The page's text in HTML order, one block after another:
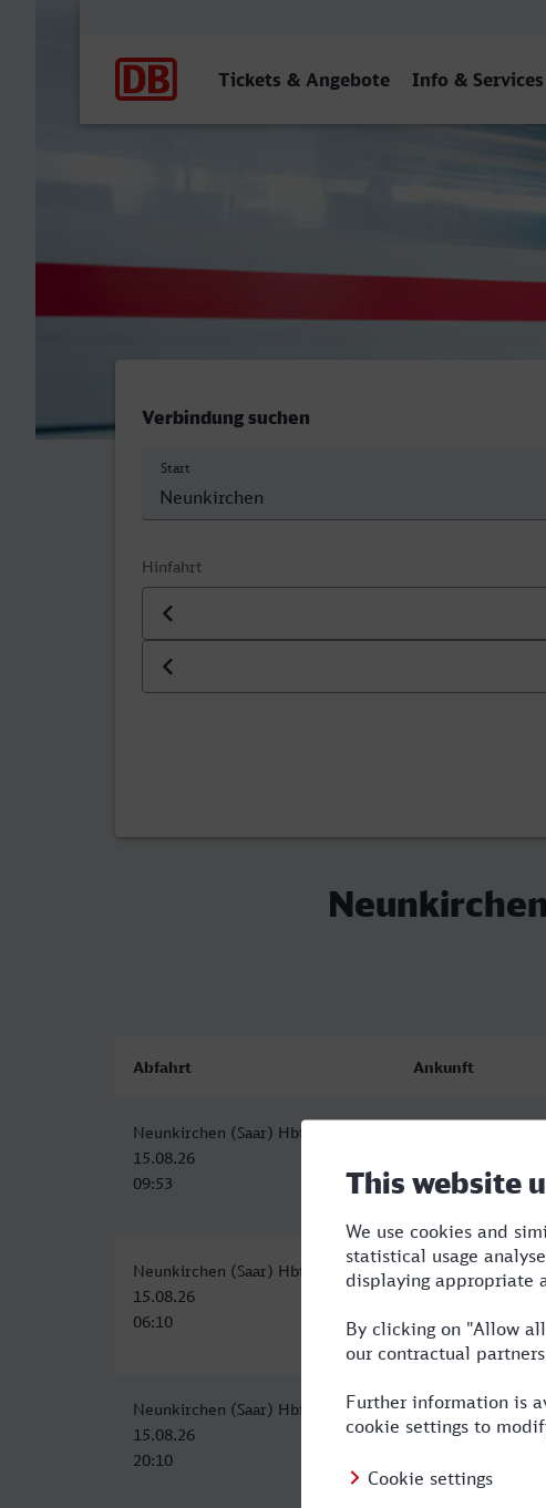
Tickets & Angebote Info & Services
Neunkirchen (Saar) Hbf -
Verbindung suchen
Start
Hinfahrt
Datum der Hinfahrt
Uhrzeit der Hinfahrt
Abfahrt Ankunft
Neunkirchen (Saar) Hbf
15.08.26
09:53
14:14
Neunkirchen (Saar) Hbf
15.08.26
06:10
Remscheid Hbf
15.08.26
11:21
Neunkirchen (Saar) Hbf
15.08.26
20:10
Remscheid Hbf
16.08.26